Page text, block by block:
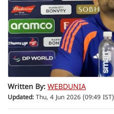
Written By: WEBDUNIA
Updated: Thu, 4 Jun 2026 (09:49 IST)